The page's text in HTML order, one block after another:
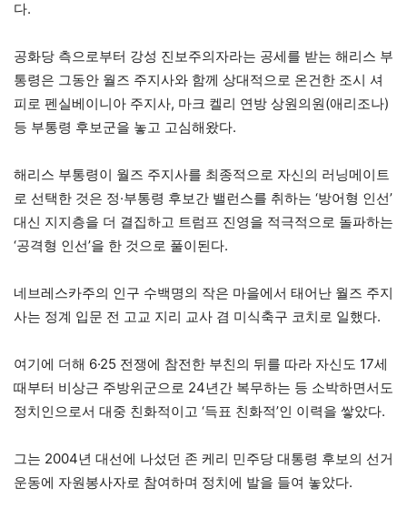
다.
공화당 측으로부터 강성 진보주의자라는 공세를 받는 해리스 부
통령은 그동안 월즈 주지사와 함께 상대적으로 온건한 조시 셔
피로 펜실베이니아 주지사, 마크 켈리 연방 상원의원(애리조나)
등 부통령 후보군을 놓고 고심해왔다.
해리스 부통령이 월즈 주지사를 최종적으로 자신의 러닝메이트
로 선택한 것은 정·부통령 후보간 밸런스를 취하는 ‘방어형 인선’
대신 지지층을 더 결집하고 트럼프 진영을 적극적으로 돌파하는
‘공격형 인선’을 한 것으로 풀이된다.
네브레스카주의 인구 수백명의 작은 마을에서 태어난 월즈 주지
사는 정계 입문 전 고교 지리 교사 겸 미식축구 코치로 일했다.
여기에 더해 6·25 전쟁에 참전한 부친의 뒤를 따라 자신도 17세
때부터 비상근 주방위군으로 24년간 복무하는 등 소박하면서도
정치인으로서 대중 친화적이고 ‘득표 친화적’인 이력을 쌓았다.
그는 2004년 대선에 나섰던 존 케리 민주당 대통령 후보의 선거
운동에 자원봉사자로 참여하며 정치에 발을 들여 놓았다.